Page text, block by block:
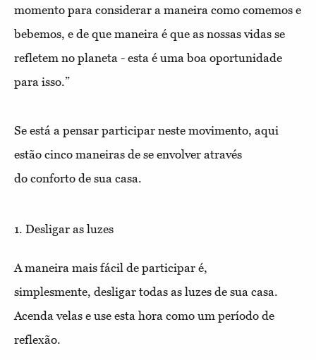
momento para considerar a maneira como comemos e
bebemos, e de que maneira é que as nossas vidas se
refletem no planeta - esta é uma boa oportunidade
para isso.”
Se está a pensar participar neste movimento, aqui
estão cinco maneiras de se envolver através
do conforto de sua casa.
1. Desligar as luzes
A maneira mais fácil de participar é,
simplesmente, desligar todas as luzes de sua casa.
Acenda velas e use esta hora como um período de
reflexão.